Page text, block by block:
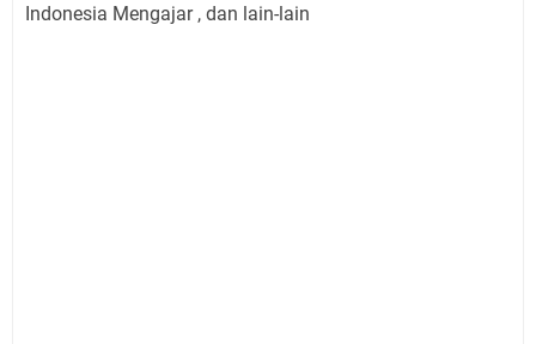
Indonesia Mengajar , dan lain-lain